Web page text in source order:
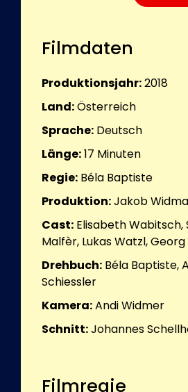
Filmdaten
Produktionsjahr:2018
Land:Österreich
Sprache: Deutsch
Länge:17 Minuten
Regie: Béla Baptiste
Produktion:Jakob
Cast: Elisabeth Wabitsch,
Malfèr, Lukas Watzl,
Drehbuch: Béla Baptiste,
Schiessler
Kamera:Andi Widmer
Schnitt:Johannes
Filmregie